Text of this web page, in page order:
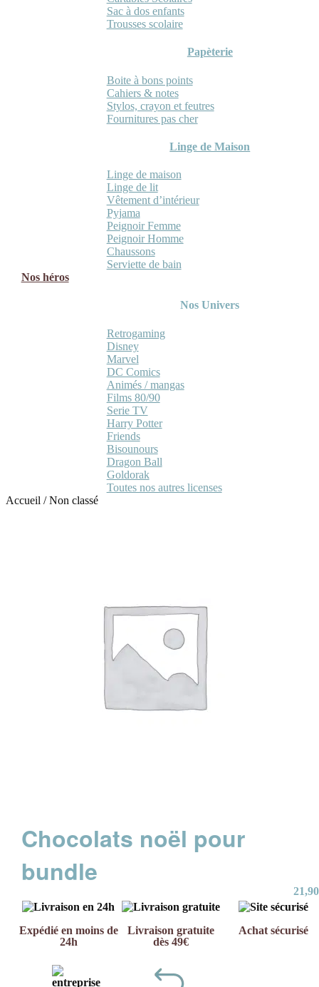
Sac à dos enfants
Trousses scolaire
Papèterie
Boite à bons points
Cahiers & notes
Stylos, crayon et feutres
Fournitures pas cher
Linge de Maison
Linge de maison
Linge de lit
Vêtement d’intérieur
Pyjama
Peignoir Femme
Peignoir Homme
Chaussons
Serviette de bain
Nos héros
Nos Univers
Retrogaming
Disney
Marvel
DC Comics
Animés / mangas
Films 80/90
Serie TV
Harry Potter
Friends
Bisounours
Dragon Ball
Goldorak
Toutes nos autres licenses
Accueil /Non classé
Chocolats noël pour
bundle
21,90
Expédié en moins de
24h
Livraison gratuite
dès 49€
Achat sécurisé